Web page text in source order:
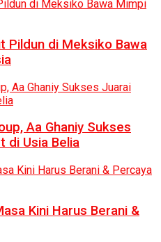
Pildun di Meksiko Bawa
Aa Ghaniy Sukses
di Usia Belia
Kini Harus Berani &